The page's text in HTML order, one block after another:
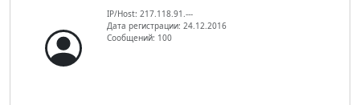
IP/Host: 217.118.91.---
Дата регистрации: 24.12.2016
Сообщений: 100